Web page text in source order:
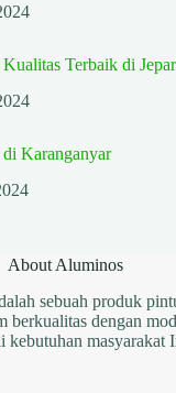
Terbaik di
Karanganyar
About Aluminos
sebuah produk
berkualitas dengan
kebutuhan masyarakat